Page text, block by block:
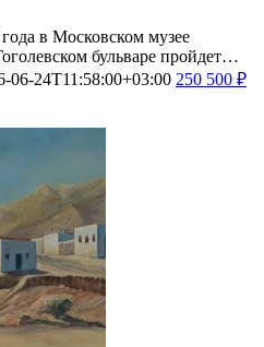
в Московском музее
бульваре пройдет…
06-24T11:58:00+03:00 250 500 ₽